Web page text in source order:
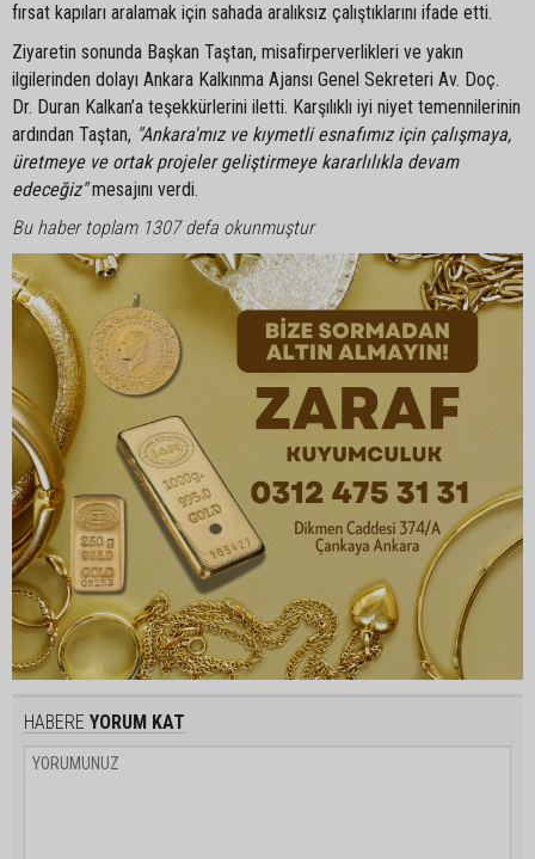
fırsat kapıları aralamak için sahada aralıksız çalıştıklarını ifade etti.
Ziyaretin sonunda Başkan Taştan, misafirperverlikleri ve yakın
ilgilerinden dolayı Ankara Kalkınma Ajansı Genel Sekreteri Av. Doç.
Dr. Duran Kalkan’a teşekkürlerini iletti. Karşılıklı iyi niyet temennilerinin
ardından Taştan, "Ankara'mız ve kıymetli esnafımız için çalışmaya,
üretmeye ve ortak projeler geliştirmeye kararlılıkla devam
edeceğiz"mesajını verdi.
Bu haber toplam 1307 defa okunmuştur
HABERE YORUM KAT